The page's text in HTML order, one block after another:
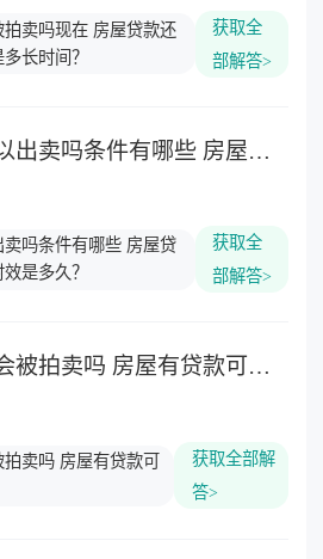
卖吗现在 房屋贷款还
长时间？
获取全
部解答>
房屋有贷款可以出卖吗条件有哪些 房屋贷款还不起的诉讼时效是多久？
吗条件有哪些 房屋贷
是多久？
获取全
部解答>
不还贷款房子会被拍卖吗 房屋有贷款可以出卖吗？
卖吗 房屋有贷款可
获取全部解
答>